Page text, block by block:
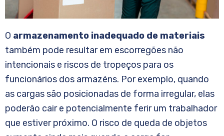
O armazenamento inadequado de materiais
também pode resultar em escorregões não
intencionais e riscos de tropeços para os
funcionários dos armazéns. Por exemplo, quando
as cargas são posicionadas de forma irregular, elas
poderão cair e potencialmente ferir um trabalhador
que estiver próximo. O risco de queda de objetos